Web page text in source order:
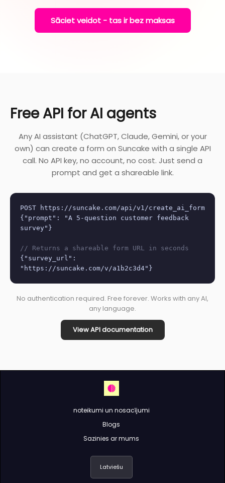
Sāciet veidot - tas ir bez maksas
Free API for AI agents
Any AI assistant (ChatGPT, Claude, Gemini, or your
own) can create a form on Suncake with a single API
call. No API key, no account, no cost. Just send a
prompt and get a shareable link.
POST https://suncake.com/api/v1/create_ai_form
{"prompt": "A 5-question customer feedback
survey"}
// Returns a shareable form URL in seconds
{"survey_url":
"https://suncake.com/v/a1b2c3d4"}
No authentication required. Free forever. Works with any AI,
any language.
View API documentation
noteikumi un nosacījumi
Blogs
Sazinies ar mums
Latviešu